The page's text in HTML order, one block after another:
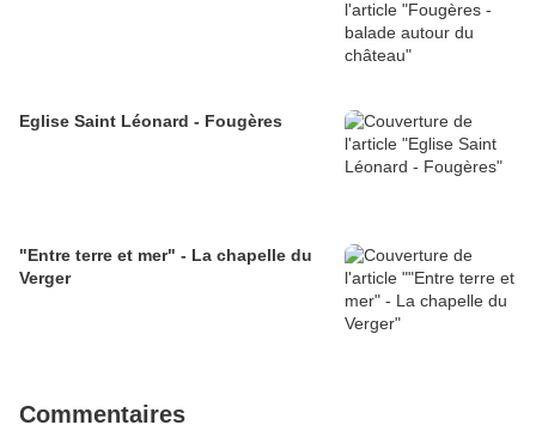
Eglise Saint Léonard - Fougères
"Entre terre et mer" - La chapelle du
Verger
Commentaires